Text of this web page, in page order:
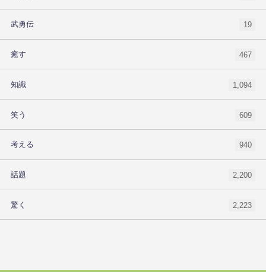
武勇伝 19
癒す 467
知識 1,094
笑う 609
考える 940
話題 2,200
驚く 2,223